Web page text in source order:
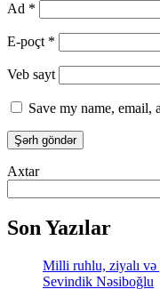
Ad *
E-poçt *
Veb sayt
Save my name, email,
Axtar
Son Yazılar
Milli ruhlu, ziyalı və
Sevindik Nəsiboğlu